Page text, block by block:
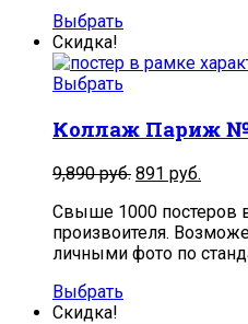
Выбрать
Скидка!
Выбрать
Коллаж Париж
9,890руб. 891 руб.
Свыше 1000 постеров
произвоителя.
личными фото по
Выбрать
Скидка!